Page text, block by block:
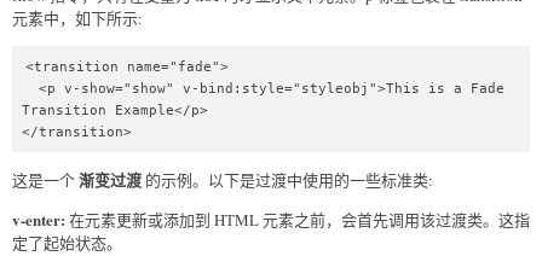
元素中，如下所示:
<transition name="fade">
Transition Example</p>
</transition>
这是一个渐变过渡 的示例。以下是过渡中使用的一些标准类:
v-enter: 在元素更新或添加到 HTML 元素之前，会首先调用该过渡类。这指
定了起始状态。